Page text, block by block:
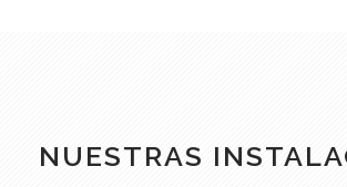
NUESTRAS